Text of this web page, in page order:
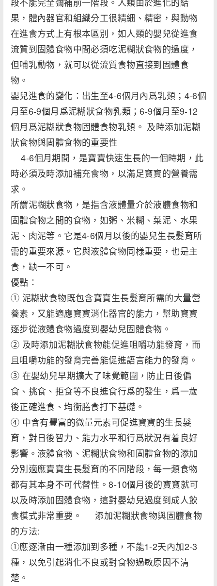
果，體內器官和組織分工很精細、精密，與動物
在進食方式上有根本區別，如人類的嬰兒從進食
流質到固體食物中間必須吃泥糊狀食物的過度，
但哺乳動物，就可以從流質食物直接到固體食
物。
嬰兒進食的變化：出生至4-6個月內爲乳類；4-6個
月至6-9個月爲泥糊狀食物乳類；6-9個月至9-12
個月爲泥糊狀食物固體食物乳類。 及時添加泥糊
狀食物與固體食物的重要性
4-6個月期間，是寶寶快速生長的一個時期，此
時必須及時添加補充食物，以滿足寶寶的營養需
求。
所謂泥糊狀食物，是指含液體量介於液體食物和
固體食物之間的食物，如粥、米糊、菜泥、水果
泥、肉泥等。它是4-6個月以後的嬰兒生長髮育所
需的重要來源。它與液體食物同樣重要，也是主
食，缺一不可。
優點：
① 泥糊狀食物既包含寶寶生長髮育所需的大量營
養素，又能適應寶寶消化器官的能力，幫助寶寶
逐步從液體食物過度到嬰幼兒固體食物。
② 及時添加泥糊狀食物能促進咀嚼功能發育，而
且咀嚼功能的發育完善能促進語言能力的發育。
③ 在嬰幼兒早期擴大了味覺範圍，防止日後偏
食、挑食、拒食等不良進食行爲的發生，爲一歲
後正確進食、均衡膳食打下基礎。
④ 中含有豐富的微量元素可促進寶寶的生長髮
育，對日後智力、能力水平和行爲狀況有着良好
影響。液體食物、泥糊狀食物和固體食物的添加
分別適應寶寶生長髮育的不同階段，每一類食物
都有其本身不可代替性。8-10個月後的寶寶就可
以及時添加固體食物，這對嬰幼兒過度到成人飲
食模式非常重要。 添加泥糊狀食物與固體食物
的方法:
①應逐漸由一種添加到多種，不能1-2天內加2-3
種，以免引起消化不良或對食物過敏原因不清
楚。